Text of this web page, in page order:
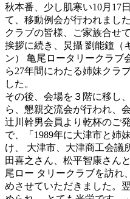
秋本番、少し肌寒い10月17
て、移動例会が行われまし
クラブの皆様、ご家族合せ
挨拶に続き、炅攝 劉能鐘
ン） 亀尾ロータリークラブ
ら27年間にわたる姉妹クラ
した。
その後、会場を３階に移し
ら、懇親交流会が行われ、
辻川幹男会員より乾杯のご
で、「1989年に大津市と姉
け、 大津市、大津商工会議
田喜之さん、松平智康さん
尾ロー タリークラブを訪れ
めさせていただきました。